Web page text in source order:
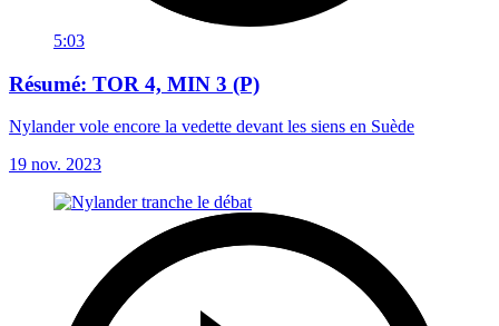
5:03
Résumé: TOR 4, MIN 3 (P)
Nylander vole encore la vedette devant les siens en Suède
19 nov. 2023